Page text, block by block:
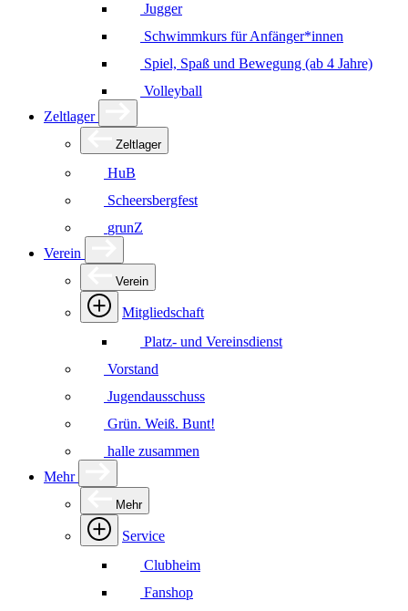
Jugger
Schwimmkurs für Anfänger*innen
Spiel, Spaß und Bewegung (ab 4 Jahre)
Volleyball
Zeltlager
Zeltlager
HuB
Scheersbergfest
grunZ
Verein
Verein
Mitgliedschaft
Platz- und Vereinsdienst
Vorstand
Jugendausschuss
Grün. Weiß. Bunt!
halle zusammen
Mehr
Mehr
Service
Clubheim
Fanshop